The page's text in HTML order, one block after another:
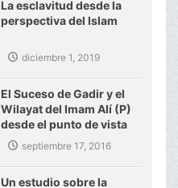
La esclavitud desde la
perspectiva del Islam
diciembre 1, 2019
El Suceso de Gadir y el
Wilayat del Imam Alí (P)
desde el punto de vista
del Ayatolá Makarem
Shirazi
septiembre 17, 2016
Un estudio sobre la